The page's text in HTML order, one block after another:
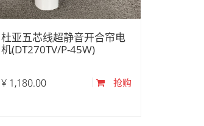
杜亚五芯线超静音开合帘电
机(DT270TV/P-45W)
¥ 1,180.00 抢购